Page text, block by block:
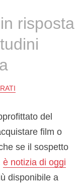
risposta
del
film o
se il sospetto
è notizia di oggi
disponibile a